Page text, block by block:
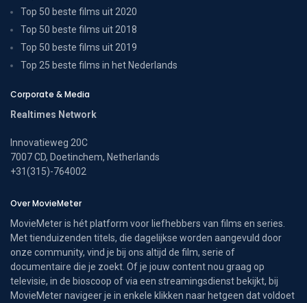
Top 50 beste films uit 2020
Top 50 beste films uit 2018
Top 50 beste films uit 2019
Top 25 beste films in het Nederlands
Corporate & Media
Realtimes Network
Innovatieweg 20C
7007 CD, Doetinchem, Netherlands
+31(315)-764002
Over MovieMeter
MovieMeter is hét platform voor liefhebbers van films en series.
Met tienduizenden titels, die dagelijkse worden aangevuld door
onze community, vind je bij ons altijd de film, serie of
documentaire die je zoekt. Of je jouw content nou graag op
televisie, in de bioscoop of via een streamingsdienst bekijkt, bij
MovieMeter navigeer je in enkele klikken naar hetgeen dat voldoet